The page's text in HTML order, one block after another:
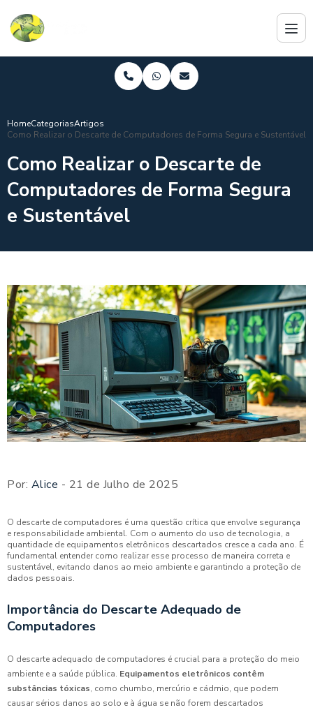
HomeCategoriasArtigos
Como Realizar o Descarte de Computadores de Forma Segura e Sustentável
Como Realizar o Descarte de
Computadores de Forma Segura
e Sustentável
Por: Alice - 21 de Julho de 2025
O descarte de computadores é uma questão crítica que envolve segurança
e responsabilidade ambiental. Com o aumento do uso de tecnologia, a
quantidade de equipamentos eletrônicos descartados cresce a cada ano. É
fundamental entender como realizar esse processo de maneira correta e
sustentável, evitando danos ao meio ambiente e garantindo a proteção de
dados pessoais.
Importância do Descarte Adequado de
Computadores
O descarte adequado de computadores é crucial para a proteção do meio
ambiente e a saúde pública. Equipamentos eletrônicos contêm
substâncias tóxicas, como chumbo, mercúrio e cádmio, que podem
causar sérios danos ao solo e à água se não forem descartados